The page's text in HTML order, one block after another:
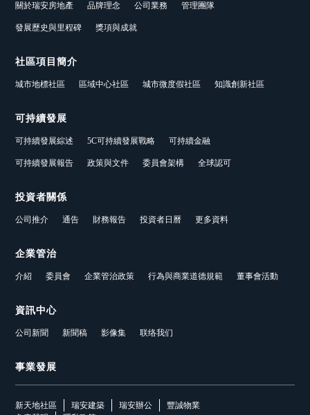
關於瑞安房地產 品牌理念 公司業務 管理團隊
發展歷史與里程碑 獎項與成就
社區項目簡介
城市地標社區 區域中心社區 城市微度假社區 知識創新社區
可持續發展
可持續發展綜述 5C可持續發展戰略 可持續金融
可持續發展報告 政策與文件 委員會架構 全球認可
投資者關係
公司推介 通告 財務報告 投資者日曆 更多資料
企業管治
介紹 委員會 企業管治政策 行為與商業道德規範 董事會活動
資訊中心
公司新聞 新聞稿 影像集 联络我们
事業發展
新天地社區 瑞安建築 瑞安辦公
豐誠物業